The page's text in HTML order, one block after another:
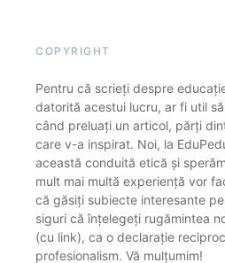
COPYRIGHT
Pentru că scrieți despre
datorită acestui lucru, ar fi util
când preluați un articol, părți
care v-a inspirat. Noi, la
această conduită etică și
mult mai multă experiență vor
că găsiți subiecte interesante
siguri că înțelegeți rugămintea
(cu link), ca o declarație
profesionalism. Vă mulțumim!